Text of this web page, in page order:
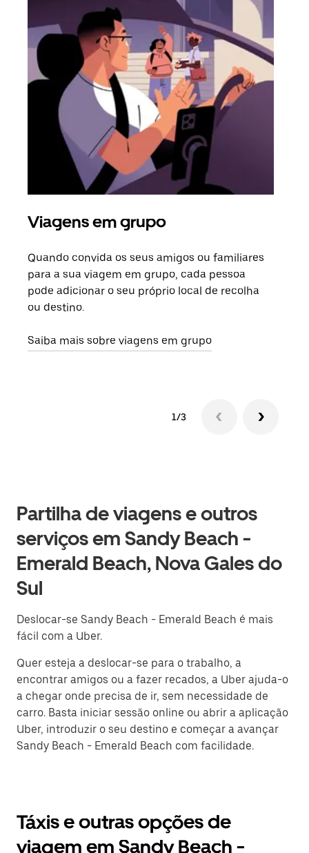
Viagens em grupo
Quando convida os seus amigos ou familiares
para a sua viagem em grupo, cada pessoa
pode adicionar o seu próprio local de recolha
ou destino.
Saiba mais sobre viagens em grupo
1/3
Partilha de viagens e outros
serviços em Sandy Beach -
Emerald Beach, Nova Gales do
Sul
Deslocar-se Sandy Beach - Emerald Beach é mais
fácil com a Uber.
Quer esteja a deslocar-se para o trabalho, a
encontrar amigos ou a fazer recados, a Uber ajuda-o
a chegar onde precisa de ir, sem necessidade de
carro. Basta iniciar sessão online ou abrir a aplicação
Uber, introduzir o seu destino e começar a avançar
Sandy Beach - Emerald Beach com facilidade.
Táxis e outras opções de
viagem em Sandy Beach -